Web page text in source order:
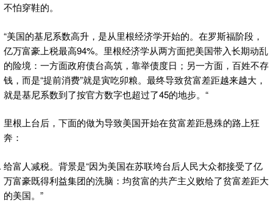
不怕穿鞋的。
“美国的基尼系数高升，是从里根经济学开始的。在罗斯福阶段，
亿万富豪上税最高94%。里根经济学从两方面把美国带入长期动乱
的险境：一方面政府债台高筑，靠举债度日；另一方面，百姓不存
钱，而是“提前消费”就是寅吃卯粮。最终导致贫富差距越来越大，
就是基尼系数到了按官方数字也超过了45的地步。“
里根上台后，下面的做为导致美国开始在贫富差距悬殊的路上狂
奔：
给富人减税。背景是“因为美国在苏联垮台后人民大众都接受了亿
万富豪既得利益集团的洗脑：均贫富的共产主义败给了贫富差距大
的美国。”